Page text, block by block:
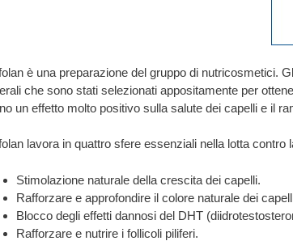
è una preparazione del gruppo di nutricosmetici.
che sono stati selezionati appositamente per
un effetto molto positivo sulla salute dei capelli e il
lavora in quattro sfere essenziali nella lotta contro
Stimolazione naturale della crescita dei capelli.
Rafforzare e approfondire il colore naturale dei
Blocco degli effetti dannosi del DHT
Rafforzare e nutrire i follicoli piliferi.